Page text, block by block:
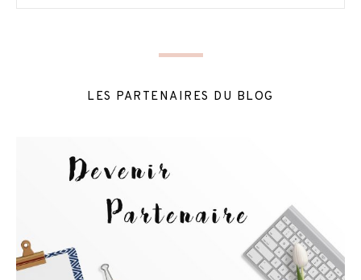
LES PARTENAIRES DU BLOG